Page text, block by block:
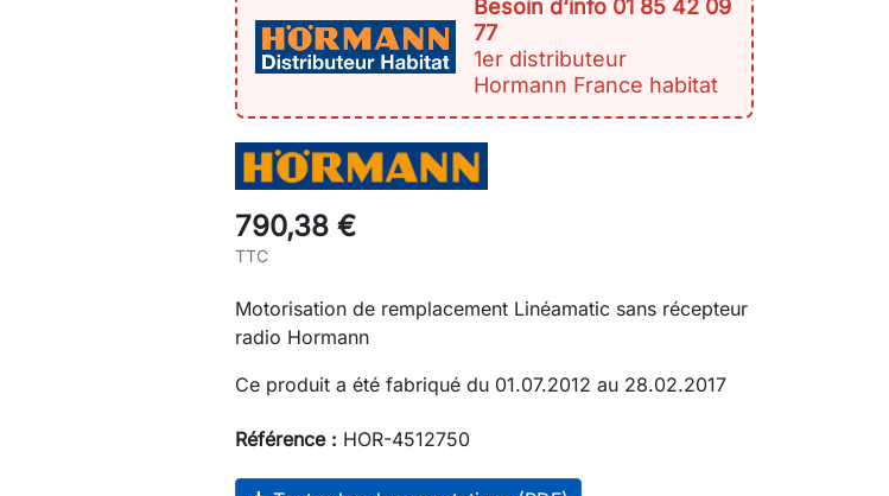
Besoin d‘info 01 85 42 09
77
1er distributeur
Hormann France habitat
790,38 €
TTC
Motorisation de remplacement Linéamatic sans récepteur
radio Hormann
Ce produit a été fabriqué du 01.07.2012 au 28.02.2017
Référence : HOR-4512750